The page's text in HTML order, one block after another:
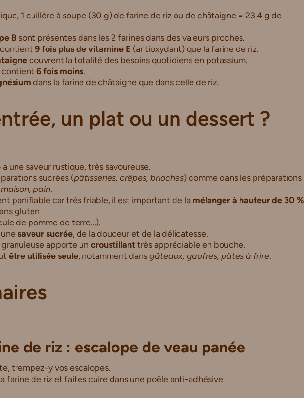
1 cuillère à soupe (30 g) de farine de riz ou de châtaigne = 23,4 g de
B sont présentes dans les 2 farines dans des valeurs proches.
9 fois plus de vitamine E (antioxydant) que la farine de riz.
couvrent la totalité des besoins quotidiens en potassium.
contient 6 fois moins.
dans la farine de châtaigne que dans celle de riz.
un plat ou un dessert ?
a une saveur rustique, très savoureuse.
sucrées (pâtisseries, crêpes, brioches) comme dans les préparations
pain.
panifiable car très friable, il est important de la mélanger à hauteur de 30 %
gluten
de pomme de terre…).
saveur sucrée, de la douceur et de la délicatesse.
apporte un croustillanttrès appréciable en bouche.
être utilisée seule, notamment dansgâteaux, gaufres, pâtes à frire.
de riz : escalope de veau panée
trempez-y vos escalopes.
farine de riz et faites cuire dans une poêle anti-adhésive.